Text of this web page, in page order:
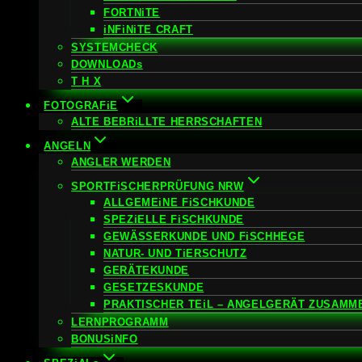
FORTNiTE
iNFiNiTE CRAFT
SYSTEMCHECK
DOWNLOADs
T H X
FOTOGRAFiE
ALTE BEBRiLLTE HERRSCHAFTEN
ANGELN
ANGLER WERDEN
SPORTFiSCHERPRÜFUNG NRW
ALLGEMEiNE FiSCHKUNDE
SPEZiELLE FiSCHKUNDE
GEWÄSSERKUNDE UND FiSCHHEGE
NATUR- UND TiERSCHUTZ
GERÄTEKUNDE
GESETZESKUNDE
PRAKTISCHER TEiL – ANGELGERÄT
LERNPROGRAMM
BONUSiNFO